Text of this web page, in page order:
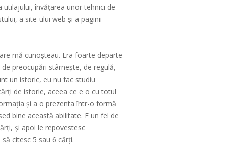
utilajului, învățarea unor tehnici de
a site-ului web și a paginii
mă cunoșteau. Era foarte departe
preocupări stârnește, de regulă,
un istoric, eu nu fac studiu
de istorie, aceea ce e o cu totul
și a o prezenta într-o formă
bine această abilitate. E un fel de
și apoi le repovestesc
citesc 5 sau 6 cărți.